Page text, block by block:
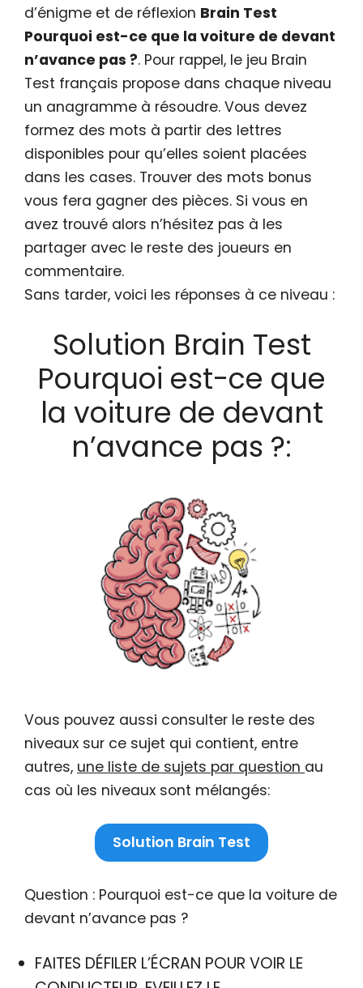
d’énigme et de réflexion Brain Test
Pourquoi est-ce que la voiture de devant
n’avance pas ?. Pour rappel, le jeu Brain
Test français propose dans chaque niveau
un anagramme à résoudre. Vous devez
formez des mots à partir des lettres
disponibles pour qu’elles soient placées
dans les cases. Trouver des mots bonus
vous fera gagner des pièces. Si vous en
avez trouvé alors n’hésitez pas à les
partager avec le reste des joueurs en
commentaire.
Sans tarder, voici les réponses à ce niveau :
Solution Brain Test
Pourquoi est-ce que
la voiture de devant
n’avance pas ?:
Vous pouvez aussi consulter le reste des
niveaux sur ce sujet qui contient, entre
autres, une liste de sujets par question au
cas où les niveaux sont mélangés:
Solution Brain Test
Question : Pourquoi est-ce que la voiture de
devant n’avance pas ?
FAITES DÉFILER L’ÉCRAN POUR VOIR LE